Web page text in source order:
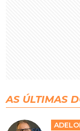
AS ÚLTIMAS